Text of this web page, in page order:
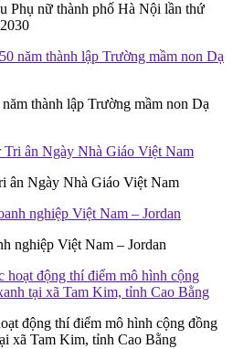
Phụ nữ thành phố Hà Nội lần thứ
thành lập Trường mầm non Dạ
ân Ngày Nhà Giáo Việt Nam
nghiệp Việt Nam – Jordan
động thí điểm mô hình cộng đồng
xã Tam Kim, tỉnh Cao Bằng